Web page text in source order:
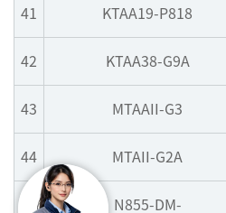
41 KTAA19-P818
42 KTAA38-G9A
43 MTAAII-G3
44 MTAII-G2A
N855-DM-